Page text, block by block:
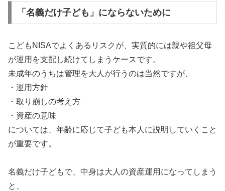
「名義だけ子ども」にならないために
こどもNISAでよくあるリスクが、実質的には親や祖父母
が運用を支配し続けてしまうケースです。
未成年のうちは管理を大人が行うのは当然ですが、
・運用方針
・取り崩しの考え方
・資産の意味
については、年齢に応じて子ども本人に説明していくこと
が重要です。
名義だけ子どもで、中身は大人の資産運用になってしまう
と、